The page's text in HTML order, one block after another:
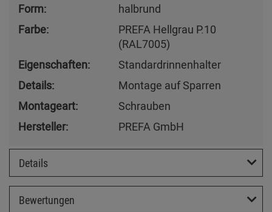
Form:
halbrund
Farbe:
PREFA Hellgrau P.10
(RAL7005)
Eigenschaften:
Standardrinnenhalter
Details:
Montage auf Sparren
Montageart:
Schrauben
Hersteller:
PREFA GmbH
Details
Bewertungen